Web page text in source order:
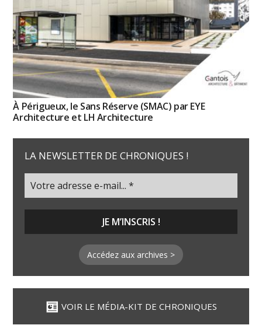
À Périgueux, le Sans Réserve (SMAC) par EYE
Architecture et LH Architecture
LA NEWSLETTER DE CHRONIQUES !
Accédez aux archives >
VOIR LE MÉDIA-KIT DE CHRONIQUES